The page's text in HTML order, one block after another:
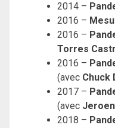
2014 –
2016 –
2016 –
Torres
2016 –
(avec Chuck
2017 –
(avec
2018 –